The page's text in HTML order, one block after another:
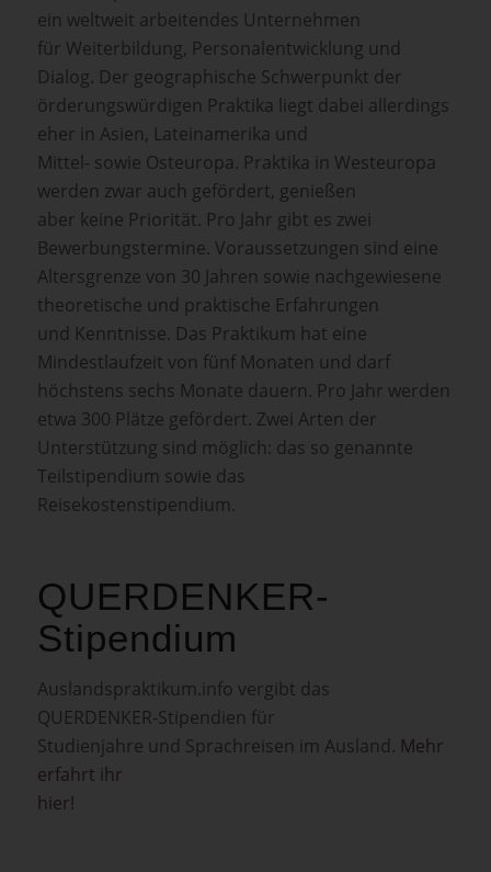
ein weltweit arbeitendes Unternehmen
für Weiterbildung, Personalentwicklung und
Dialog. Der geographische Schwerpunkt der
örderungswürdigen Praktika liegt dabei allerdings
eher in Asien, Lateinamerika und
Mittel- sowie Osteuropa. Praktika in Westeuropa
werden zwar auch gefördert, genießen
aber keine Priorität. Pro Jahr gibt es zwei
Bewerbungstermine. Voraussetzungen sind eine
Altersgrenze von 30 Jahren sowie nachgewiesene
theoretische und praktische Erfahrungen
und Kenntnisse. Das Praktikum hat eine
Mindestlaufzeit von fünf Monaten und darf
höchstens sechs Monate dauern. Pro Jahr werden
etwa 300 Plätze gefördert. Zwei Arten der
Unterstützung sind möglich: das so genannte
Teilstipendium sowie das
Reisekostenstipendium.
QUERDENKER-
Stipendium
Auslandspraktikum.info vergibt das
QUERDENKER-Stipendien für
Studienjahre und Sprachreisen im Ausland. Mehr
erfahrt ihr
hier!